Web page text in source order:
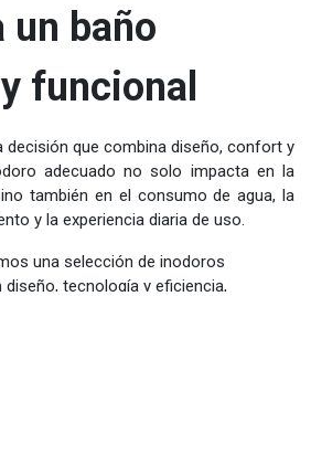
un baño
funcional
decisión que combina diseño, confort y
adecuado no solo impacta en la
también en el consumo de agua, la
y la experiencia diaria de uso.
una selección de inodoros
tecnología y eficiencia,